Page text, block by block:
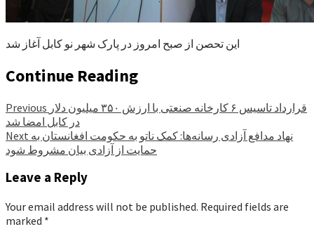
این تحصن از صبح امروز در پارک شهر نو کابل آغاز شد
Continue Reading
Previous
در کابل امضا شد
Next
حمایت از آزادی بیان مشروط شود
Leave a Reply
Your email address will not be published. Required fields are
marked *